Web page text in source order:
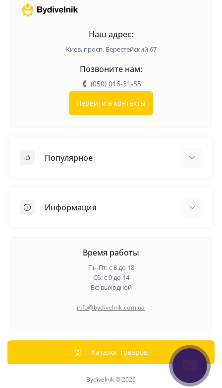
Наш адрес:
Киев, просп. Берестейский 67
Позвоните нам:
(050) 016-31-55
Перейти в контакты
Популярное
Самовыравнивающая смесь
Информация
Политика конфиденциальности
Время работы
Пн-Пт: с 8 до 18
Сб: с 9 до 14
Вс: выходной
info@bydivelnik.com.ua
Каталог товаров
Bydivelnik © 2026